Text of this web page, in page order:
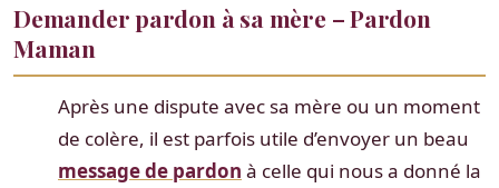
Demander pardon à sa mère – Pardon
Maman
Après une dispute avec sa mère ou un moment
de colère, il est parfois utile d’envoyer un beau
message de pardon à celle qui nous a donné la